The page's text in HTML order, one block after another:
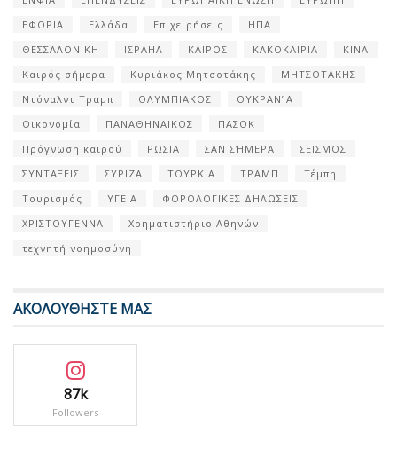
ΕΦΟΡΙΑ
Ελλάδα Επιχειρήσεις
ΗΠΑ
ΘΕΣΣΑΛΟΝΙΚΗ
ΙΣΡΑΗΛ ΚΑΙΡΟΣ ΚΑΚΟΚΑΙΡΙΑ
ΚΙΝΑ
Καιρός σήμερα
Κυριάκος Μητσοτάκης
ΜΗΤΣΟΤΑΚΗΣ
Ντόναλντ Τραμπ
ΟΛΥΜΠΙΑΚΟΣ
ΟΥΚΡΑΝΊΑ
Οικονομία
ΠΑΝΑΘΗΝΑΙΚΟΣ
ΠΑΣΟΚ
Πρόγνωση καιρού
ΡΩΣΙΑ ΣΑΝ ΣΉΜΕΡΑ
ΣΕΙΣΜΟΣ
ΣΥΝΤΑΞΕΙΣ
ΣΥΡΙΖΑ ΤΟΥΡΚΙΑ ΤΡΑΜΠ
Τέμπη
Τουρισμός
ΥΓΕΙΑ
ΦΟΡΟΛΟΓΙΚΕΣ ΔΗΛΩΣΕΙΣ
ΧΡΙΣΤΟΥΓΕΝΝΑ
Χρηματιστήριο Αθηνών
τεχνητή νοημοσύνη
ΑΚΟΛΟΥΘΗΣΤΕ ΜΑΣ
87k
Followers